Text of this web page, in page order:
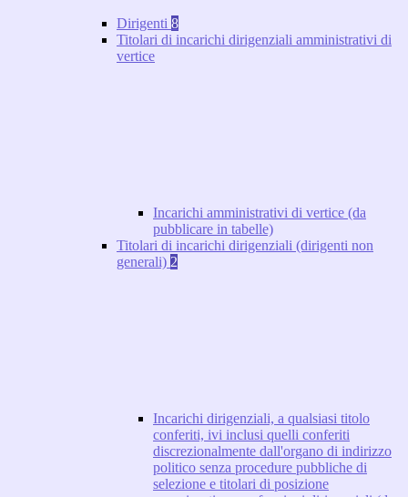
Dirigenti 8
Titolari di incarichi dirigenziali amministrativi di
vertice
Incarichi amministrativi di vertice (da
pubblicare in tabelle)
Titolari di incarichi dirigenziali (dirigenti non
generali) 2
Incarichi dirigenziali, a qualsiasi titolo
conferiti, ivi inclusi quelli conferiti
discrezionalmente dall'organo di indirizzo
politico senza procedure pubbliche di
selezione e titolari di posizione